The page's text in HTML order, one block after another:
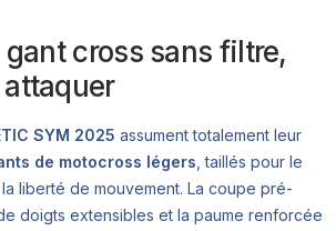
cross sans filtre,
SYM 2025 assument totalement leur
de motocross légers, taillés pour le
liberté de mouvement. La coupe pré-
doigts extensibles et la paume renforcée